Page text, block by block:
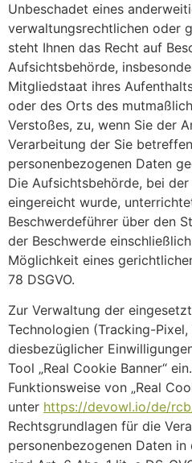
Unbeschadet eines
verwaltungsrechtlichen oder
steht Ihnen das Recht auf
Aufsichtsbehörde,
Mitgliedstaat ihres
oder des Orts des
Verstoßes, zu, wenn Sie der
Verarbeitung der Sie
personenbezogenen Daten
Die Aufsichtsbehörde, bei
eingereicht wurde,
Beschwerdeführer über den
der Beschwerde
Möglichkeit eines
78 DSGVO.
Zur Verwaltung der
Technologien (Tracking-
diesbezüglicher
Tool „Real Cookie Banner“
Funktionsweise von „Real
unter https://devowl.io/de/
Rechtsgrundlagen für die
personenbezogenen Daten in